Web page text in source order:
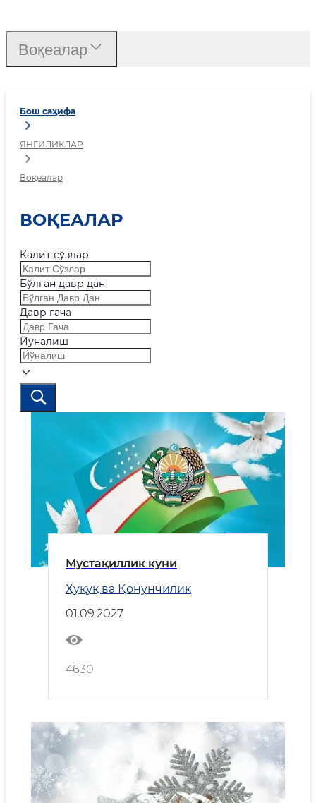
Бош саҳифа
ЯНГИЛИКЛАР
Воқеалар
ВОҚЕАЛАР
Калит сўзлар
Бўлган давр дан
Давр гача
Йўналиш
Мустақиллик куни
Ҳуқуқ ва Қонунчилик
01.09.2027
4630
Воқеалар